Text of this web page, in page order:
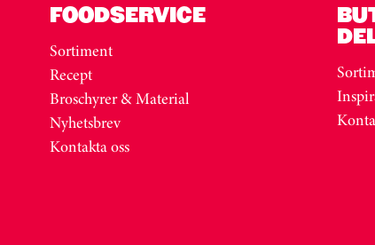
FOODSERVICE
Sortiment
Recept
Broschyrer & Material
Nyhetsbrev
Kontakta oss